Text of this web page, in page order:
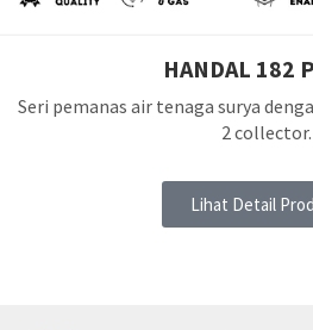
HANDAL 182
Seri pemanas air tenaga surya
2 collector.
Lihat Detail